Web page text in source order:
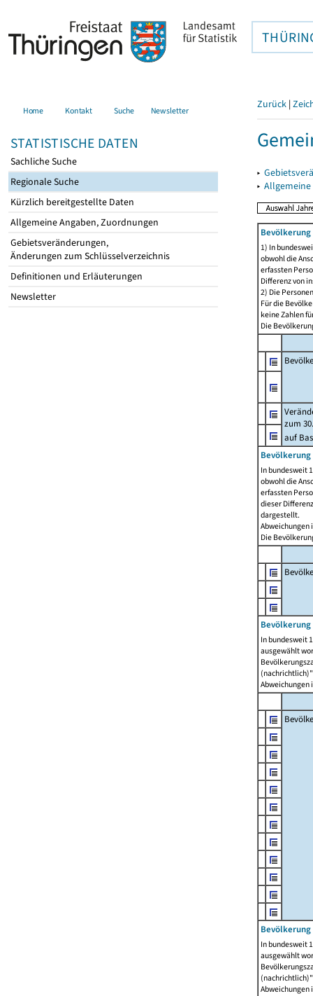
Home Kontakt Suche Newsletter
STATISTISCHE DATEN
Sachliche Suche
Regionale Suche
Kürzlich bereitgestellte Daten
Allgemeine Angaben, Zuordnungen
Gebietsveränderungen,
Änderungen zum Schlüsselverzeichnis
Definitionen und Erläuterungen
Newsletter
Zurück |
▸
▸
1) In
obwohl die
erfassten
Differenz von
2) Die
Für die
keine Zahlen
Die
zum
auf
Bevölkerung
In bundesweit
obwohl die
erfassten
dieser
dargestellt.
Abweichungen
Die
In bundesweit
ausgewählt
Abweichungen
In bundesweit
ausgewählt
Abweichungen